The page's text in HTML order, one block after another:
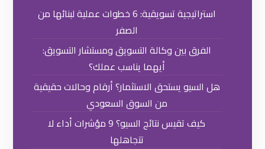
استراتيجية تسويقية: 6 خطوات عملية لبنائها من
الصفر
الفرق بين وكالة التسويق ومستشار التسويق:
أيهما يناسب عملك؟
هل السيو يستحق الاستثمار؟ أرقام وحالات حقيقية
من السوق السعودي
كيف تقيس نتائج السيو؟ 9 مؤشرات أداء لا
تتجاهلها